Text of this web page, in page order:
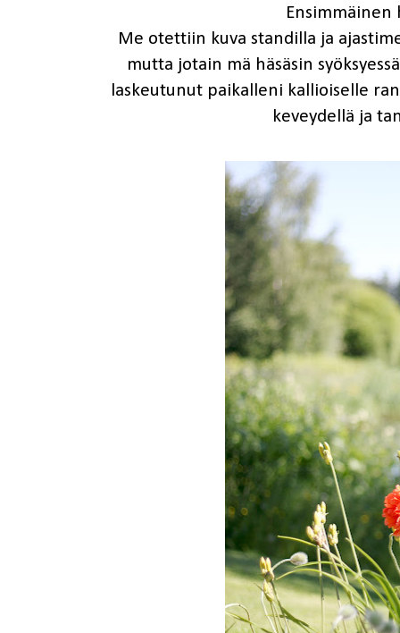
Ensimmäinen
Me otettiin kuva standilla ja
mutta jotain mä häsäsin
laskeutunut paikalleni kallioiselle
keveydellä ja